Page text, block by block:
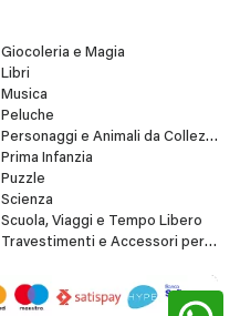
Giocoleria e Magia
Libri
Musica
Peluche
Personaggi e Animali da Collezione
Prima Infanzia
Puzzle
Scienza
Scuola, Viaggi e Tempo Libero
Travestimenti e Accessori per